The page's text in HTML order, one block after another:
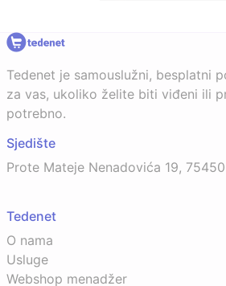
Tedenet je samouslužni, besplatni
za vas, ukoliko želite biti viđeni ili
potrebno.
Sjedište
Prote Mateje Nenadovića 19,
Tedenet
O nama
Usluge
Webshop menadžer